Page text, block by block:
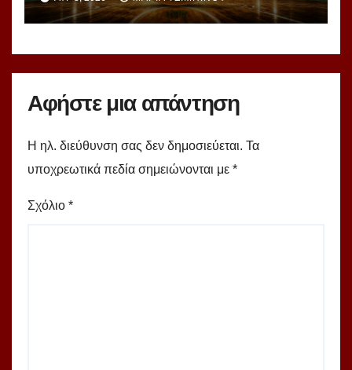
υπερομάδα!
Αφήστε μια απάντηση
Η ηλ. διεύθυνση σας δεν δημοσιεύεται. Τα
υποχρεωτικά πεδία σημειώνονται με *
Σχόλιο *